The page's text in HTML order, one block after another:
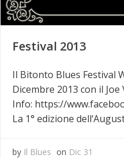
Festival 2013
Il Bitonto Blues Festival
Dicembre 2013 con il
Info: https://
La 1° edizione
by Il Blues on Dic 31